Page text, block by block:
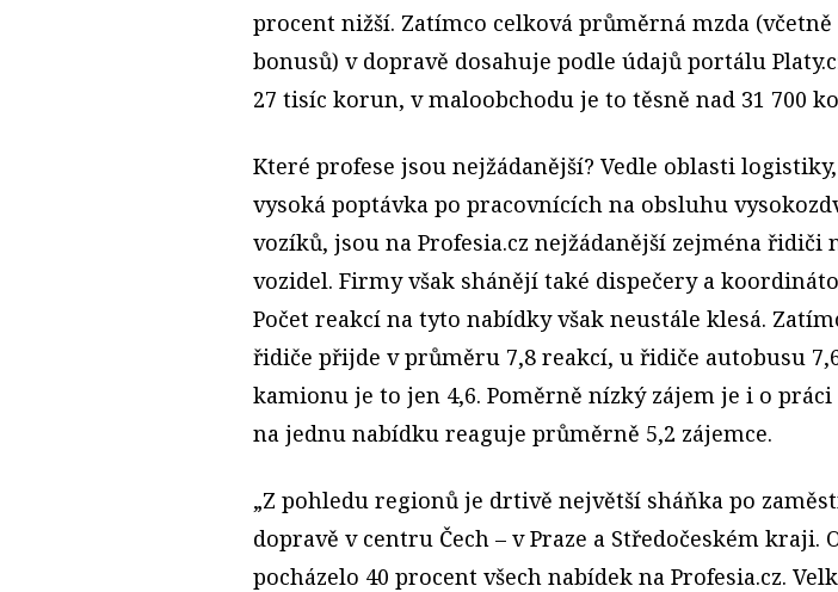
procent nižší. Zatímco celková průměrná mzda (včetně
bonusů) v dopravě dosahuje podle údajů portálu
27 tisíc korun, v maloobchodu je to těsně nad 31 700
Které profese jsou nejžádanější? Vedle oblasti
vysoká poptávka po pracovnících na obsluhu
vozíků, jsou na Profesia.cz nejžádanější zejména řidiči
vozidel. Firmy však shánějí také dispečery a
Počet reakcí na tyto nabídky však neustále klesá.
řidiče přijde v průměru 7,8 reakcí, u řidiče autobusu
kamionu je to jen 4,6. Poměrně nízký zájem je i o práci
na jednu nabídku reaguje průměrně 5,2 zájemce.
„Z pohledu regionů je drtivě největší sháňka po
dopravě v centru Čech – v Praze a Středočeském kraji.
pocházelo 40 procent všech nabídek na Profesia.cz.